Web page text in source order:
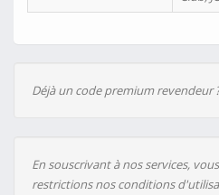
Déjà un code premium revendeur
En souscrivant à nos services,
restrictions nos conditions